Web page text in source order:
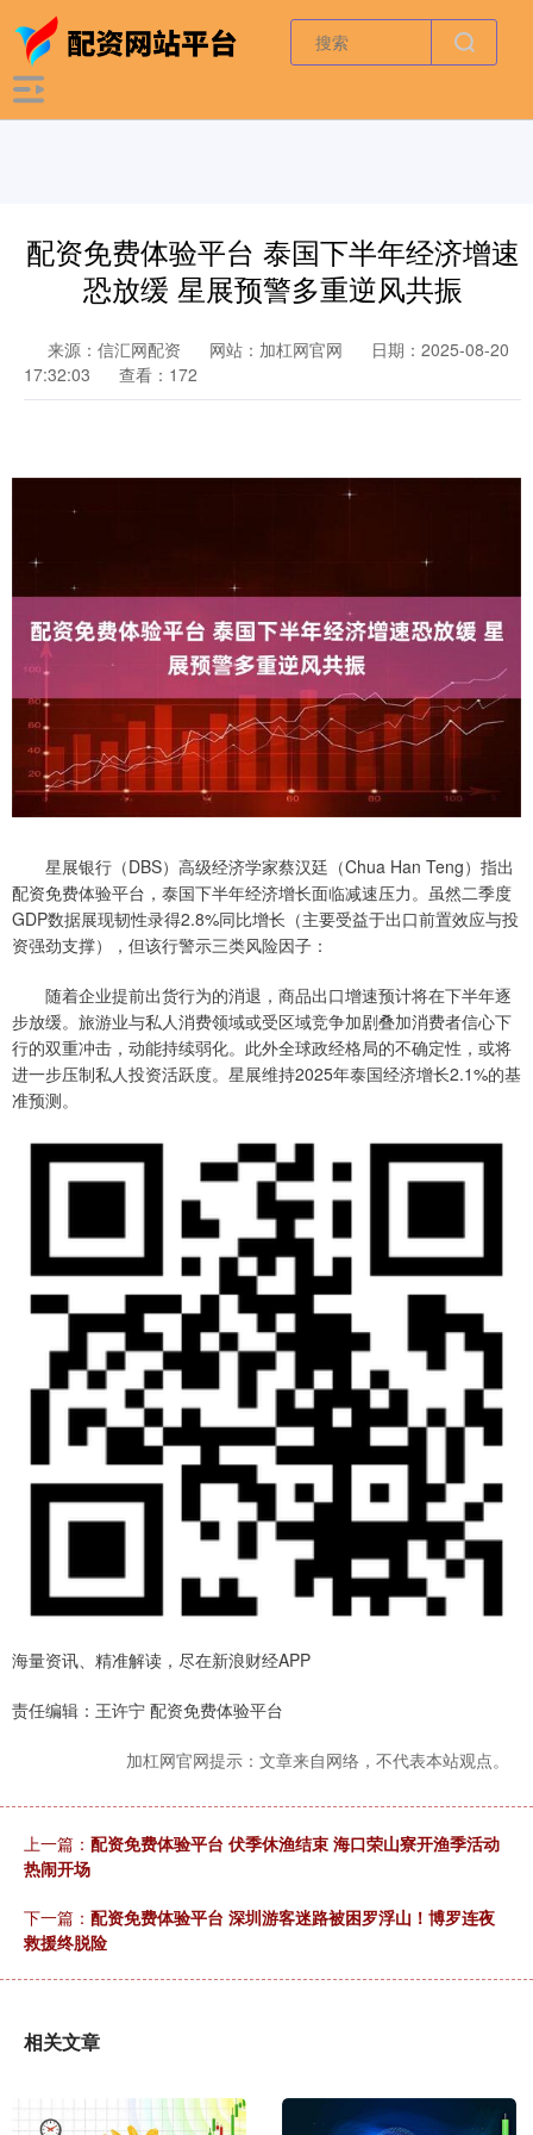
配资免费体验平台 泰国下半年经济增速
恐放缓 星展预警多重逆风共振
来源：信汇网配资 网站：加杠网官网
日期：2025-08-20
17:32:03
查看：172
星展银行（DBS）高级经济学家蔡汉廷（Chua Han Teng）指出
配资免费体验平台，泰国下半年经济增长面临减速压力。虽然二季度
GDP数据展现韧性录得2.8%同比增长（主要受益于出口前置效应与投
资强劲支撑），但该行警示三类风险因子：
随着企业提前出货行为的消退，商品出口增速预计将在下半年逐
步放缓。旅游业与私人消费领域或受区域竞争加剧叠加消费者信心下
行的双重冲击，动能持续弱化。此外全球政经格局的不确定性，或将
进一步压制私人投资活跃度。星展维持2025年泰国经济增长2.1%的基
准预测。
海量资讯、精准解读，尽在新浪财经APP
责任编辑：王许宁 配资免费体验平台
加杠网官网提示：文章来自网络，不代表本站观点。
上一篇： 配资免费体验平台 伏季休渔结束 海口荣山寮开渔季活动
热闹开场
下一篇： 配资免费体验平台 深圳游客迷路被困罗浮山！博罗连夜
救援终脱险
相关文章